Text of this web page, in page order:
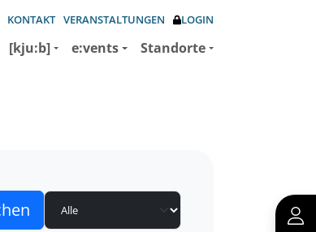
KONTAKT VERANSTALTUNGEN LOGIN
[kju:b] e:vents Standorte